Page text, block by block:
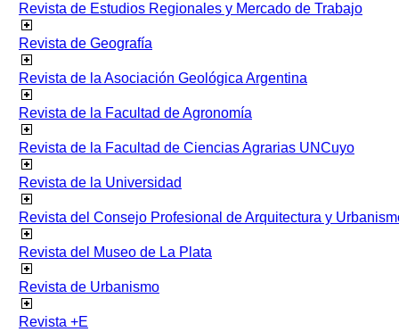
Revista de Estudios Regionales y Mercado de Trabajo
Revista de Geografía
Revista de la Asociación Geológica Argentina
Revista de la Facultad de Agronomía
Revista de la Facultad de Ciencias Agrarias UNCuyo
Revista de la Universidad
Revista del Consejo Profesional de Arquitectura y
Revista del Museo de La Plata
Revista de Urbanismo
Revista +E